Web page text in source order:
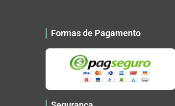
Formas de Pagamento